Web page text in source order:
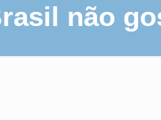
não